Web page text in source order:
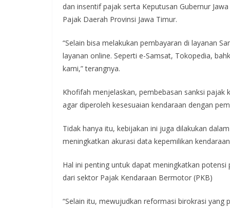
dan insentif pajak serta Keputusan Gubernur
Pajak Daerah Provinsi Jawa Timur.
“Selain bisa melakukan pembayaran di layanan
layanan online. Seperti e-Samsat, Tokopedia,
kami,” terangnya.
Khofifah menjelaskan, pembebasan sanksi pajak
agar diperoleh kesesuaian kendaraan dengan
Tidak hanya itu, kebijakan ini juga dilakukan
meningkatkan akurasi data kepemilikan
Hal ini penting untuk dapat meningkatkan
dari sektor Pajak Kendaraan Bermotor (PKB)
“Selain itu, mewujudkan reformasi birokrasi